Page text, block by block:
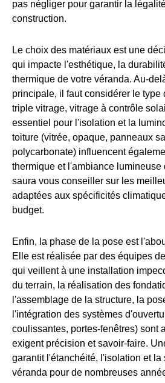
pas négliger pour garantir la
construction.
Le choix des matériaux est une
qui impacte l'esthétique, la
thermique de votre véranda. Au-
principale, il faut considérer le type
triple vitrage, vitrage à contrôle
essentiel pour l'isolation et la
toiture (vitrée, opaque, panneaux
polycarbonate) influencent
thermique et l'ambiance lumineuse
saura vous conseiller sur les
adaptées aux spécificités
budget.
Enfin, la phase de la pose est
Elle est réalisée par des équipes
qui veillent à une installation
du terrain, la réalisation des
l'assemblage de la structure, la
l'intégration des systèmes
coulissantes, portes-fenêtres) sont
exigent précision et savoir-faire.
garantit l'étanchéité, l'isolation et la
véranda pour de nombreuses